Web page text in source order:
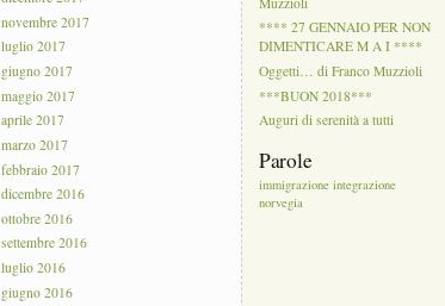
novembre 2017
luglio 2017
giugno 2017
maggio 2017
aprile 2017
marzo 2017
febbraio 2017
dicembre 2016
ottobre 2016
settembre 2016
luglio 2016
giugno 2016
**** 27 GENNAIO PER NON
DIMENTICARE M A I ****
Oggetti… di Franco Muzzioli
***BUON 2018***
Auguri di serenità a tutti
Parole
immigrazione integrazione
norvegia